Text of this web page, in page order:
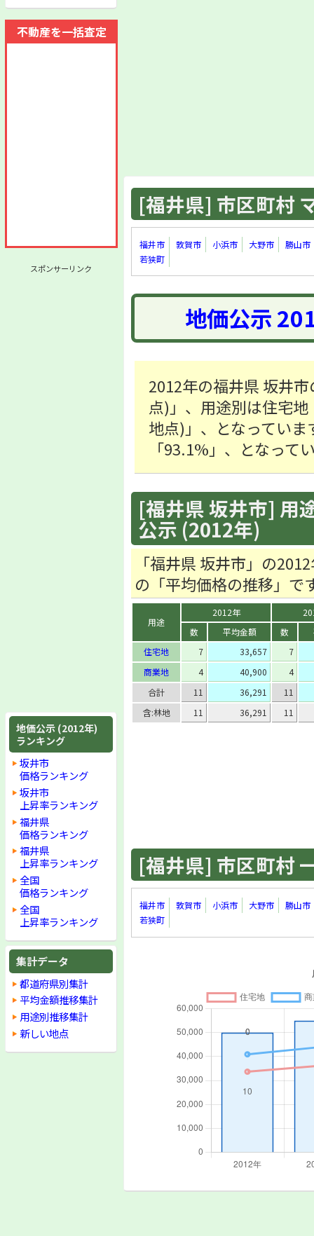
不動産を一括査定
スポンサーリンク
地価公示 (2012年)
ランキング
坂井市
価格ランキング
坂井市
上昇率ランキング
福井県
価格ランキング
福井県
上昇率ランキング
全国
価格ランキング
全国
上昇率ランキング
集計データ
都道府県別集計
平均金額推移集計
用途別推移集計
新しい地点
[福井県] 市区町村
福井市 敦賀市 小浜市 大野市
勝山市
若狭町
地価公示
2012年の福井県 坂井
点)」、用途別は住宅
地点)」、となってい
「93.1%」、となって
[福井県 坂井市] 用
公示 (2012年)
「福井県 坂井市」の
の「平均価格の推移」で
用途
2012年
数
平均金額 数
住宅地
7 33,657
7
商業地
4 40,900
4
合計
11 36,291
11
含:林地
11 36,291 11
[福井県] 市区町村
福井市 敦賀市 小浜市 大野市
勝山市
若狭町